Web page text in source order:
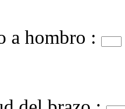
a hombro :